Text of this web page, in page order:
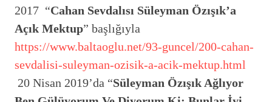
2017 “Cahan Sevdalısı Süleyman Özışık’a
Açık Mektup” başlığıyla
https://www.baltaoglu.net/93-guncel/200-cahan-
sevdalisi-suleyman-ozisik-a-acik-mektup.html
20 Nisan 2019’da “Süleyman Özışık Ağlıyor